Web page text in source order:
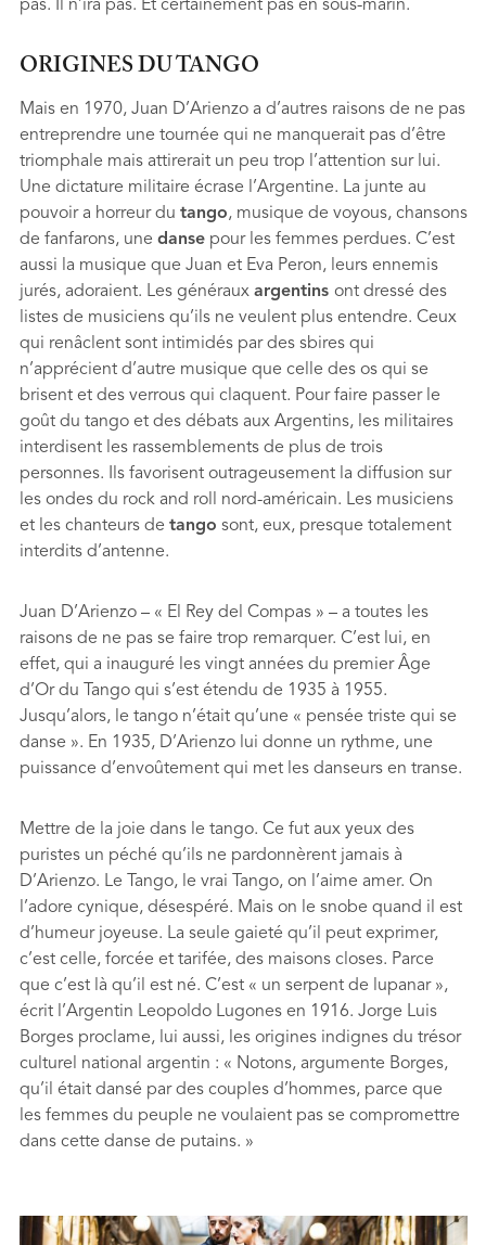
pas. Il n’ira pas. Et certainement pas en sous-marin.
ORIGINES DU TANGO
Mais en 1970, Juan D’Arienzo a d’autres raisons de ne pas
entreprendre une tournée qui ne manquerait pas d’être
triomphale mais attirerait un peu trop l’attention sur lui.
Une dictature militaire écrase l’Argentine. La junte au
pouvoir a horreur du tango, musique de voyous, chansons
de fanfarons, une dansepour les femmes perdues. C’est
aussi la musique que Juan et Eva Peron, leurs ennemis
jurés, adoraient. Les généraux argentins ont dressé des
listes de musiciens qu’ils ne veulent plus entendre. Ceux
qui renâclent sont intimidés par des sbires qui
n’apprécient d’autre musique que celle des os qui se
brisent et des verrous qui claquent. Pour faire passer le
goût du tango et des débats aux Argentins, les militaires
interdisent les rassemblements de plus de trois
personnes. Ils favorisent outrageusement la diffusion sur
les ondes du rock and roll nord-américain. Les musiciens
et les chanteurs de tango sont, eux, presque totalement
interdits d’antenne.
Juan D’Arienzo – « El Rey del Compas » – a toutes les
raisons de ne pas se faire trop remarquer. C’est lui, en
effet, qui a inauguré les vingt années du premier Âge
d’Or du Tango qui s’est étendu de 1935 à 1955.
Jusqu’alors, le tango n’était qu’une « pensée triste qui se
danse ». En 1935, D’Arienzo lui donne un rythme, une
puissance d’envoûtement qui met les danseurs en transe.
Mettre de la joie dans le tango. Ce fut aux yeux des
puristes un péché qu’ils ne pardonnèrent jamais à
D’Arienzo. Le Tango, le vrai Tango, on l’aime amer. On
l’adore cynique, désespéré. Mais on le snobe quand il est
d’humeur joyeuse. La seule gaieté qu’il peut exprimer,
c’est celle, forcée et tarifée, des maisons closes. Parce
que c’est là qu’il est né. C’est « un serpent de lupanar »,
écrit l’Argentin Leopoldo Lugones en 1916. Jorge Luis
Borges proclame, lui aussi, les origines indignes du trésor
culturel national argentin : « Notons, argumente Borges,
qu’il était dansé par des couples d’hommes, parce que
les femmes du peuple ne voulaient pas se compromettre
dans cette danse de putains. »